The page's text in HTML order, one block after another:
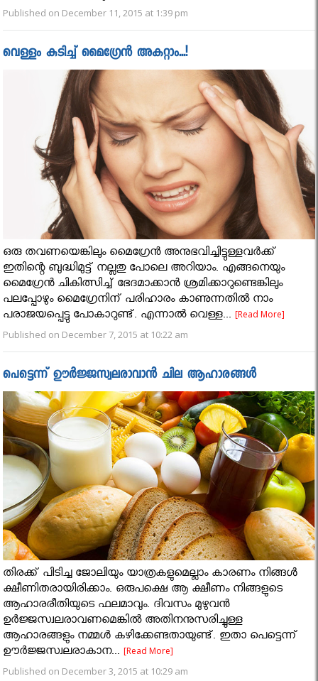
Published on December 11, 2015 at 1:39 pm
വെള്ളം കുടിച്ച് മൈഗ്രേന്‍ അകറ്റാം...!
ഒരു തവണയെങ്കിലും മൈഗ്രേന്‍ അനുഭവിച്ചിട്ടുള്ളവര്‍ക്ക്
ഇതിന്റെ ബുദ്ധിമുട്ട് നല്ലതു പോലെ അറിയാം. എങ്ങനെയും
മൈഗ്രേന്‍ ചികിത്സിച്ച് ഭേദമാക്കാൻ ശ്രമിക്കാറുണ്ടെങ്കിലും
പലപ്പോഴും മൈഗ്രേനിന് പരിഹാരം കാണുന്നതില്‍ നാം
പരാജയപ്പെട്ടു പോകാറുണ്ട്. എന്നാല്‍ വെള്ള...[Read More]
Published on December 7, 2015 at 10:22 am
പെട്ടെന്ന് ഊര്‍ജ്ജസ്വലരാവാന്‍ ചില ആഹാരങ്ങള്‍
തിരക്ക് പിടിച്ച ജോലിയും യാത്രകളുമെല്ലാം കാരണം നിങ്ങൾ
ക്ഷീണിതരായിരിക്കാം. ഒരുപക്ഷെ ആ ക്ഷീണം നിങ്ങളുടെ
ആഹാരരീതിയുടെ ഫലമാവും. ദിവസം മുഴുവന്‍
ഉര്‍ജ്ജസ്വലരാവണമെങ്കില്‍ അതിനനുസരിച്ചുള്ള
ആഹാരങ്ങളും നമ്മള്‍ കഴിക്കേണ്ടതായുണ്ട്. ഇതാ പെട്ടെന്ന്
ഊര്‍ജ്ജസ്വലരാകാന...[Read More]
Published on December 3, 2015 at 10:29 am